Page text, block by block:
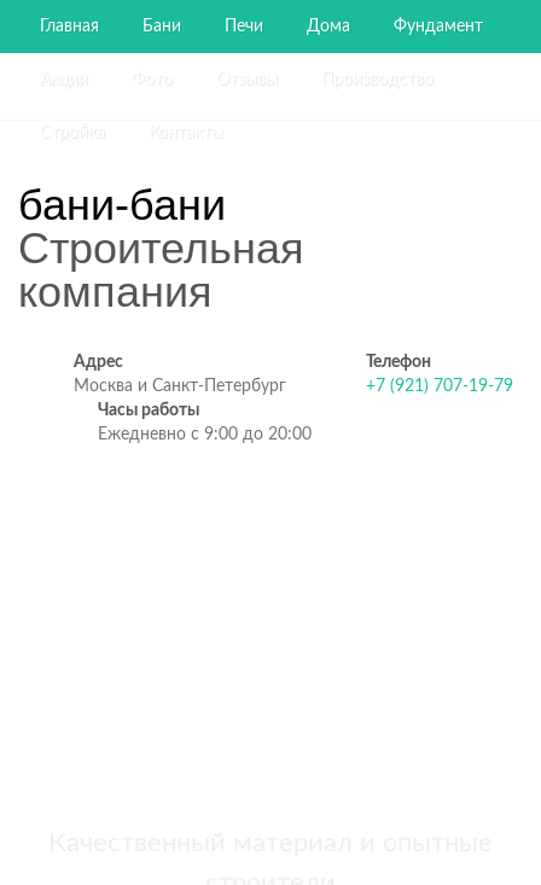
Главная Бани Печи Дома Фундамент
бани-бани
Строительная
компания
Адрес
Москва и Санкт-Петербург
Телефон
+7 (921) 707-19-79
Часы работы
Ежедневно с 9:00 до 20:00